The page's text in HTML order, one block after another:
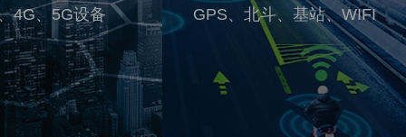
4G、5G设备 GPS、北斗、基站、WIFI